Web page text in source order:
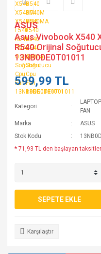
ASUS
Asus Vivobook X540
R540 Orijinal
13NB0DE0T01011
599,99 TL
Kategori
FAN
Marka
ASUS
Stok Kodu
* 71,93 TL den başlayan
SEPETE EKLE
Karşılaştır